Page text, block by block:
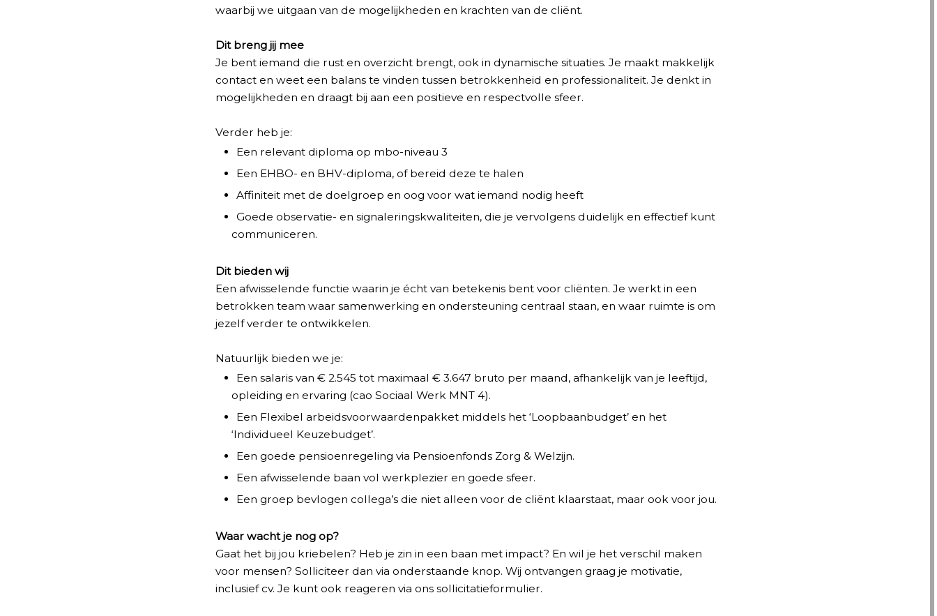
waarbij we uitgaan van de mogelijkheden en krachten van de cliënt.
Dit breng jij mee
Je bent iemand die rust en overzicht brengt, ook in dynamische situaties. Je maakt makkelijk
contact en weet een balans te vinden tussen betrokkenheid en professionaliteit. Je denkt in
mogelijkheden en draagt bij aan een positieve en respectvolle sfeer.
Verder heb je:
Een relevant diploma op mbo-niveau 3
Een EHBO- en BHV-diploma, of bereid deze te halen
Affiniteit met de doelgroep en oog voor wat iemand nodig heeft
Goede observatie- en signaleringskwaliteiten, die je vervolgens duidelijk en effectief kunt
communiceren.
Dit bieden wij
Een afwisselende functie waarin je écht van betekenis bent voor cliënten. Je werkt in een
betrokken team waar samenwerking en ondersteuning centraal staan, en waar ruimte is om
jezelf verder te ontwikkelen.
Natuurlijk bieden we je:
Een salaris van € 2.545 tot maximaal € 3.647 bruto per maand, afhankelijk van je leeftijd,
opleiding en ervaring (cao Sociaal Werk MNT 4).
Een Flexibel arbeidsvoorwaardenpakket middels het ‘Loopbaanbudget’ en het
‘Individueel Keuzebudget’.
Een goede pensioenregeling via Pensioenfonds Zorg & Welzijn.
Een afwisselende baan vol werkplezier en goede sfeer.
Een groep bevlogen collega’s die niet alleen voor de cliënt klaarstaat, maar ook voor jou.
Waar wacht je nog op?
Gaat het bij jou kriebelen? Heb je zin in een baan met impact? En wil je het verschil maken
voor mensen? Solliciteer dan via onderstaande knop. Wij ontvangen graag je motivatie,
inclusief cv. Je kunt ook reageren via ons sollicitatieformulier.